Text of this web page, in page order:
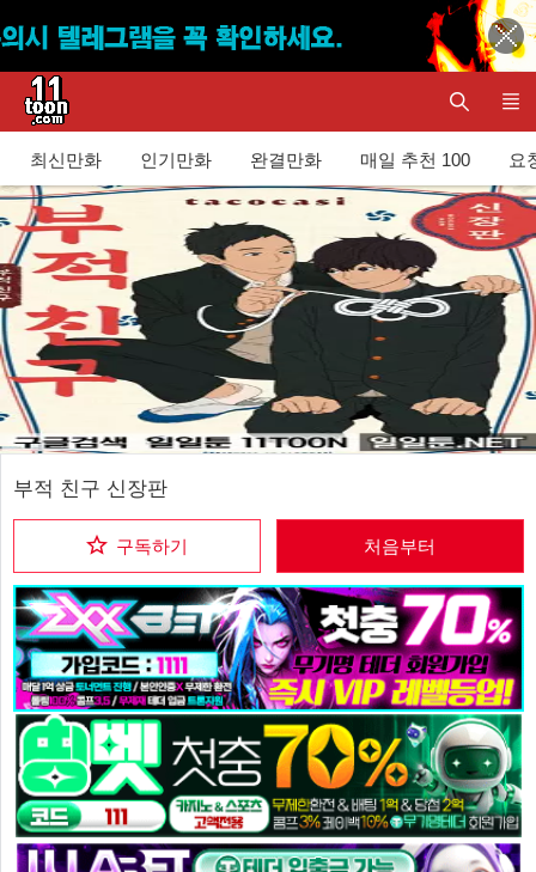
최신만화 인기만화 완결만화 매일 추천 100 요
부적 친구 신장판
구독하기 처음부터